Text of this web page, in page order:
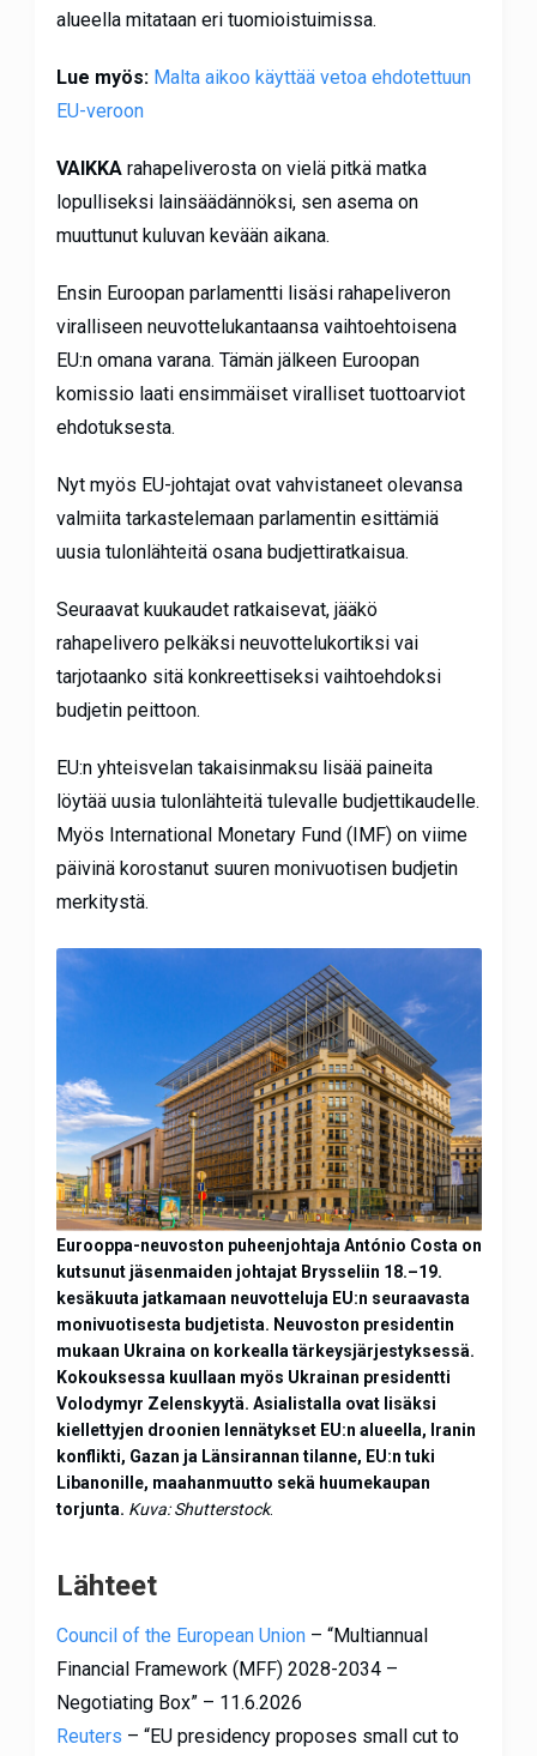
alueella mitataan eri tuomioistuimissa.
Lue myös: Malta aikoo käyttää vetoa ehdotettuun
EU-veroon
VAIKKA rahapeliverosta on vielä pitkä matka
lopulliseksi lainsäädännöksi, sen asema on
muuttunut kuluvan kevään aikana.
Ensin Euroopan parlamentti lisäsi rahapeliveron
viralliseen neuvottelukantaansa vaihtoehtoisena
EU:n omana varana. Tämän jälkeen Euroopan
komissio laati ensimmäiset viralliset tuottoarviot
ehdotuksesta.
Nyt myös EU-johtajat ovat vahvistaneet olevansa
valmiita tarkastelemaan parlamentin esittämiä
uusia tulonlähteitä osana budjettiratkaisua.
Seuraavat kuukaudet ratkaisevat, jääkö
rahapelivero pelkäksi neuvottelukortiksi vai
tarjotaanko sitä konkreettiseksi vaihtoehdoksi
budjetin peittoon.
EU:n yhteisvelan takaisinmaksu lisää paineita
löytää uusia tulonlähteitä tulevalle budjettikaudelle.
Myös International Monetary Fund (IMF) on viime
päivinä korostanut suuren monivuotisen budjetin
merkitystä.
Eurooppa-neuvoston puheenjohtaja António Costa on
kutsunut jäsenmaiden johtajat Brysseliin 18.–19.
kesäkuuta jatkamaan neuvotteluja EU:n seuraavasta
monivuotisesta budjetista. Neuvoston presidentin
mukaan Ukraina on korkealla tärkeysjärjestyksessä.
Kokouksessa kuullaan myös Ukrainan presidentti
Volodymyr Zelenskyytä. Asialistalla ovat lisäksi
kiellettyjen droonien lennätykset EU:n alueella, Iranin
konflikti, Gazan ja Länsirannan tilanne, EU:n tuki
Libanonille, maahanmuutto sekä huumekaupan
torjunta. Kuva: Shutterstock.
Lähteet
Council of the European Union– “Multiannual
Financial Framework (MFF) 2028-2034 –
Negotiating Box” – 11.6.2026
Reuters – “EU presidency proposes small cut to